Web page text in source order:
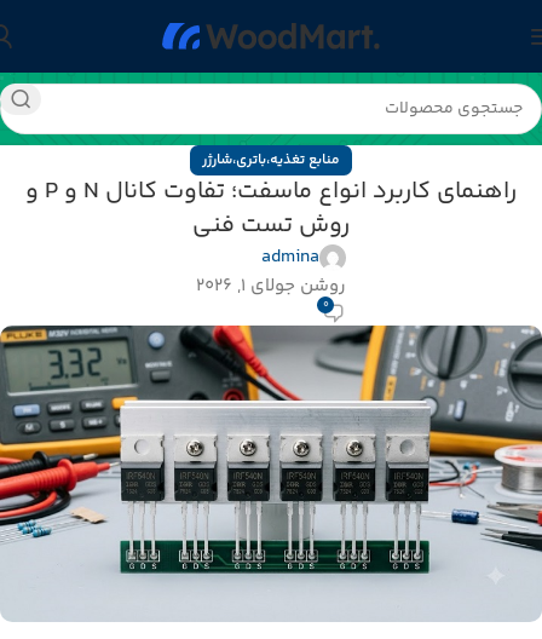
منابع تغذیه،باتری،شارژر
راهنمای کاربرد انواع ماسفت؛ تفاوت کانال N و P و
روش تست فنی
admina
روشن جولای 1, 2026
0